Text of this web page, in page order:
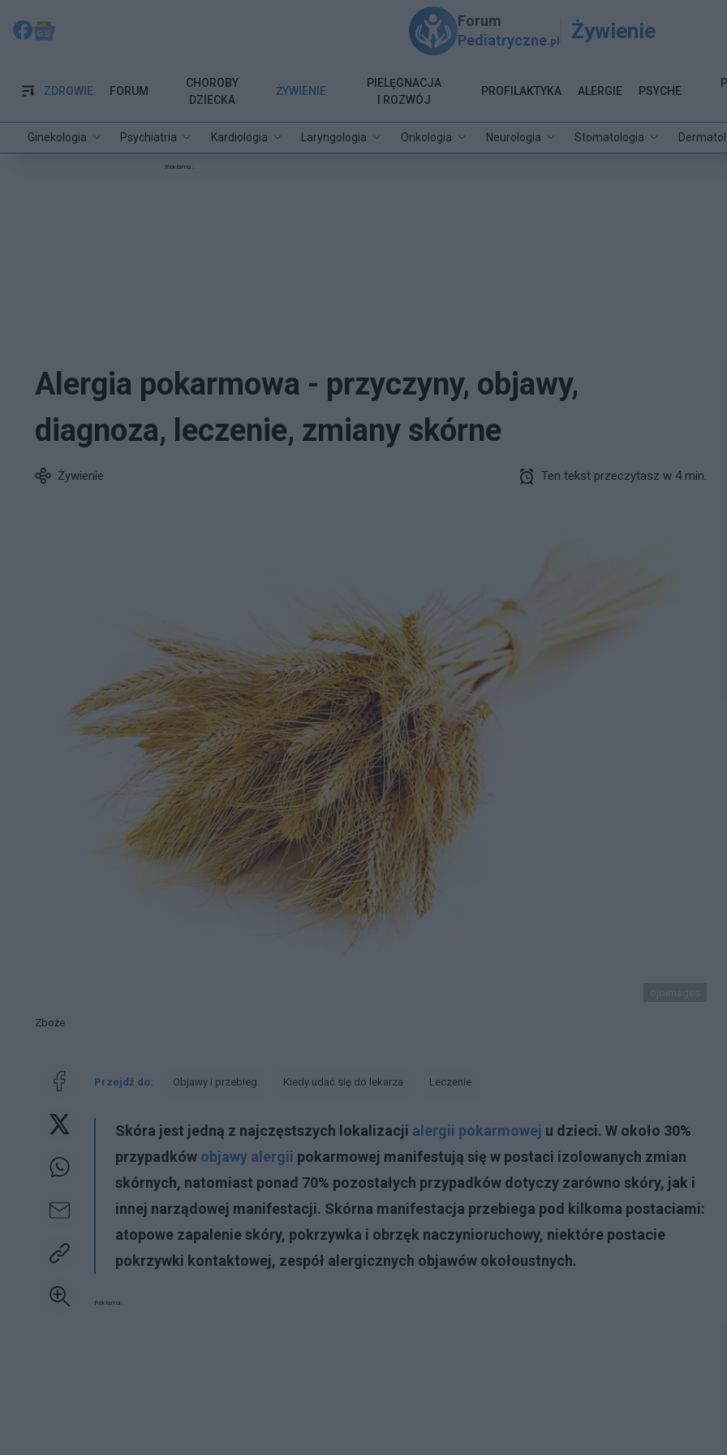
Forum
Pediatryczne .pl Żywienie
ZDROWIE
Ginekologia Psychiatria Kardiologia Laryngologia Onkologia Neurologia Stomatologia
FORUM
CHOROBY
DZIECKA
ŻYWIENIE
PIELĘGNACJA
I ROZWÓJ
PROFILAKTYKA ALERGIE PSYCHE
Reklama:
Alergia pokarmowa - przyczyny, objawy,
diagnoza, leczenie, zmiany skórne
Żywienie Ten tekst przeczytasz w 4 min.
Zboże
Przejdź do: Objawy i przebieg Kiedy udać się do lekarza Leczenie
Skóra jest jedną z najczęstszych lokalizacji alergii pokarmowej u dzieci. W około 30%
przypadków objawy alergii pokarmowej manifestują się w postaci izolowanych zmian
skórnych, natomiast ponad 70% pozostałych przypadków dotyczy zarówno skóry, jak i
innej narządowej manifestacji. Skórna manifestacja przebiega pod kilkoma postaciami:
atopowe zapalenie skóry, pokrzywka i obrzęk naczynioruchowy, niektóre postacie
pokrzywki kontaktowej, zespół alergicznych objawów okołoustnych.
Reklama: